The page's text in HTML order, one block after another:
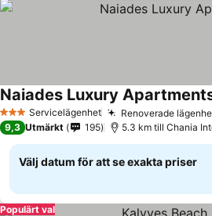
3 StjärnorServicelägenhet Renoverade
Naiades Luxury
9,3 Utmärkt 195 5.3 km till Chania
Välj datum för att se exakta priser
Populärt val